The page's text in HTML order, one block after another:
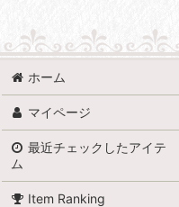
ホーム
マイページ
最近チェックしたアイテ
ム
Item Ranking